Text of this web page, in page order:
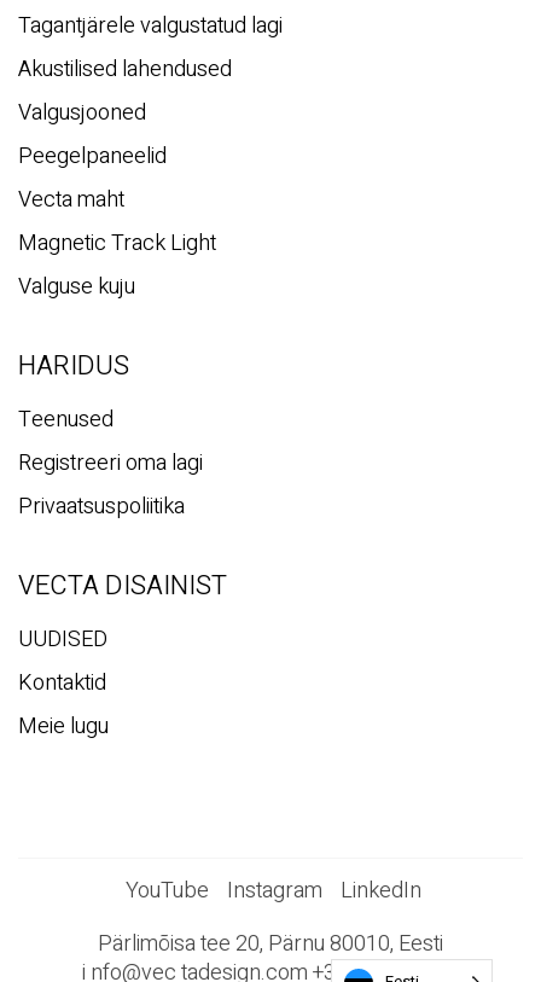
Tagantjärele valgustatud lagi
Akustilised lahendused
Valgusjooned
Peegelpaneelid
Vecta maht
Magnetic Track Light
Valguse kuju
HARIDUS
Teenused
Registreeri oma lagi
Privaatsuspoliitika
VECTA DISAINIST
UUDISED
Kontaktid
Meie lugu
YouTube Instagram
LinkedIn
Pärlimõisa tee 20, Pärnu 80010, Eesti
i nfo@vectadesign.com +372 44 23 023